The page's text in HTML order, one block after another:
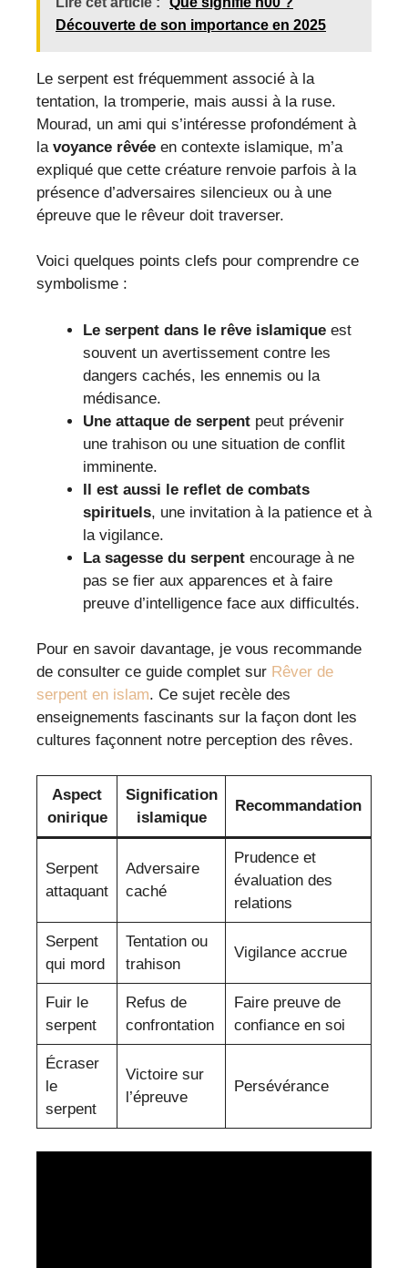
Découverte de son importance en 2025
Le serpent est fréquemment associé à la
tentation, la tromperie, mais aussi à la ruse.
Mourad, un ami qui s’intéresse profondément à
la voyance rêvée en contexte islamique, m’a
expliqué que cette créature renvoie parfois à la
présence d’adversaires silencieux ou à une
épreuve que le rêveur doit traverser.
Voici quelques points clefs pour comprendre ce
symbolisme :
Le serpent dans le rêve islamique est
souvent un avertissement contre les
dangers cachés, les ennemis ou la
médisance.
Une attaque de serpent peut prévenir
une trahison ou une situation de conflit
imminente.
Il est aussi le reflet de combats
spirituels, une invitation à la patience et à
la vigilance.
La sagesse du serpent encourage à ne
pas se fier aux apparences et à faire
preuve d’intelligence face aux difficultés.
Pour en savoir davantage, je vous recommande
de consulter ce guide complet sur Rêver de
serpent en islam. Ce sujet recèle des
enseignements fascinants sur la façon dont les
cultures façonnent notre perception des rêves.
Aspect
onirique
Signification
islamique
Recommandation
Serpent
attaquant
Adversaire
caché
Prudence et
évaluation des
relations
Serpent
qui mord
Tentation ou
trahison
Vigilance accrue
Fuir le
serpent
Refus de
confrontation
Faire preuve de
confiance en soi
Écraser
le
serpent
Victoire sur
l’épreuve
Persévérance